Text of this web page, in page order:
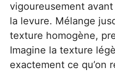
vigoureusement
la levure. Mélange
texture homogène,
Imagine la texture
exactement ce qu’on